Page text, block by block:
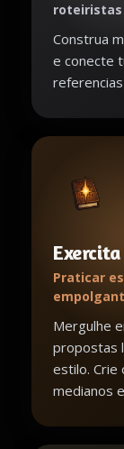
roteiristas
Construa
e conecte
Praticar
Mergulhe
propostas
estilo.
medianos